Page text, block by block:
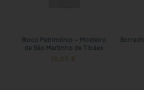
Bloco Património – Mosteiro
de São Martinho de Tibães
10,00 €